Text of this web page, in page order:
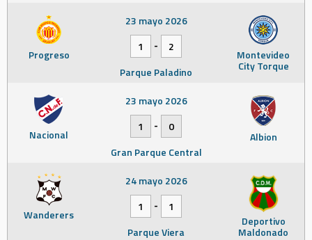
Progreso Montevideo
City Torque
23 mayo 2026
1
-
2
Parque Paladino
Nacional Albion
23 mayo 2026
1
-
0
Gran Parque Central
Wanderers Deportivo
Maldonado
24 mayo 2026
1
-
1
Parque Viera